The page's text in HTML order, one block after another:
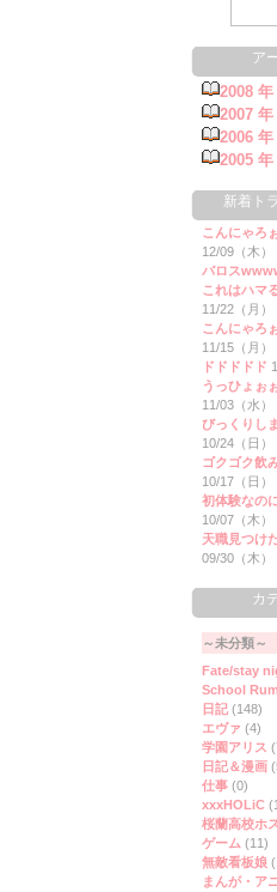
ア
2008 年
2007 年
2006 年
2005 年
新着ト
こんにゃろ
12/09（木）
バロス
これはハマ
11/22（月）
こんにゃろ
11/15（月）
ドドドドド
うっひょぉ
11/03（水）
びっくりし
10/24（日）
ゴクゴク飲
10/17（日）
初体験なの
10/07（木）
天職見つけ
09/30（木）
カ
～未分類～
Fate/stay
School
日記 (148)
エヴァ (4)
学園アリス
日記＆漫画
仕事 (0)
xxxHOLiC
桜蘭高校ホ
ゲーム (11)
無敵看板娘
まんが・ア